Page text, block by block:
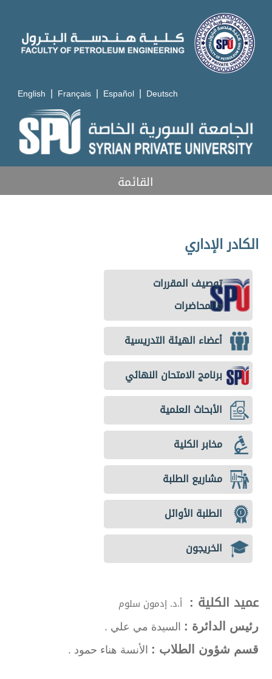
English | Français | Español | Deutsch
القائمة
الكادر الإداري
توصيف المقررات
والمحاضرات
أعضاء الهيئة التدريسية
برنامج الامتحان النهائي
الأبحاث العلمية
مخابر الكلية
مشاريع الطلبة
الطلبة الأوائل
الخريجون
عميد الكلية : أ.د. إدمون سلوم
رئيس الدائرة : السيدة مي علي .
قسم شؤون الطلاب : الأنسة هناء حمود .